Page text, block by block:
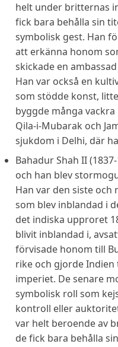
helt under britternas
fick bara behålla sin
symbolisk gest. Han
att erkänna honom
skickade en
Han var också en
som stödde konst,
byggde många
Qila-i-Mubarak och
sjukdom i Delhi, där
Bahadur Shah II
och han blev
Han var den siste och
som blev inblandad i
det indiska upproret
blivit inblandad i,
förvisade honom till
rike och gjorde
imperiet. De senare
symbolisk roll som
kontroll eller
var helt beroende av
de fick bara behålla